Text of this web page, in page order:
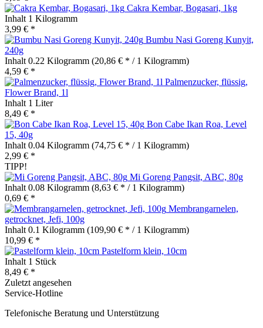
Cakra Kembar, Bogasari, 1kg
Inhalt 1 Kilogramm
3,99 € *
Bumbu Nasi Goreng Kunyit,
240g
Inhalt 0.22 Kilogramm (20,86 € * / 1 Kilogramm)
4,59 € *
Palmenzucker, flüssig,
Flower Brand, 1l
Inhalt 1 Liter
8,49 € *
Bon Cabe Ikan Roa, Level
15, 40g
Inhalt 0.04 Kilogramm (74,75 € * / 1 Kilogramm)
2,99 € *
TIPP!
Mi Goreng Pangsit, ABC, 80g
Inhalt 0.08 Kilogramm (8,63 € * / 1 Kilogramm)
0,69 € *
Membrangarnelen,
getrocknet, Jefi, 100g
Inhalt 0.1 Kilogramm (109,90 € * / 1 Kilogramm)
10,99 € *
Pastelform klein, 10cm
Inhalt 1 Stück
8,49 € *
Zuletzt angesehen
Service-Hotline
Telefonische Beratung und Unterstützung